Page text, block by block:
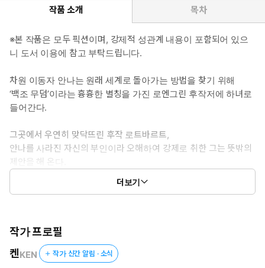
▶이럴 때 보세요
선녀와 나무꾼 설화를 바탕으로 한 고딕 미스터리 로판이 보고 싶을
때
▶공감 글귀
“처녀처럼 구는구나. 네 처음이 생각나.”
“아, 아!”
“그때도 너는 새처럼 지저귀었지…….”
작품 소개 목차
※본 작품은 모두 픽션이며, 강제적 성관계 내용이 포함되어 있으
니 도서 이용에 참고 부탁드립니다.
차원 이동자 안나는 원래 세계로 돌아가는 방법을 찾기 위해
‘백조 무덤’이라는 흉흉한 별칭을 가진 로엔그린 후작저에 하녀로
들어간다.
그곳에서 우연히 맞닥뜨린 후작 로트바르트,
안나를 사라진 자신의 부인이라 오해하여 강제로 취한 그는 뜻밖의
제안을 해 온다.
‘이 세계 사람과의 사이에서 아이를 낳아야 한다’는 사실을 알려 준
고민하는 사이, 로트바르트의 아들인 스반힐트 역시 그녀의 곁을 맴
더보기
작가 프로필
켄KEN 작가 신간 알림 · 소식